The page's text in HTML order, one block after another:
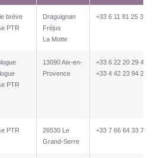
brève
PTR
Draguignan
Fréjus
La Motte
+33 6 11 81 25 35
PTR
13090 Aix-en-
Provence
+33 6 22 20 29 47
+33 4 42 23 94 22
PTR
26530 Le
Grand-Serre
+33 7 66 64 33 79